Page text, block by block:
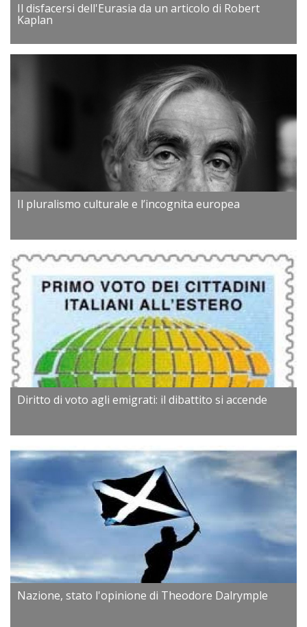
Il disfacersi dell'Eurasia da un articolo di Robert
Kaplan
Il pluralismo culturale e l’incognita europea
Diritto di voto agli emigrati: il dibattito si accende
Nazione, stato l'opinione di Theodore Dalrymple